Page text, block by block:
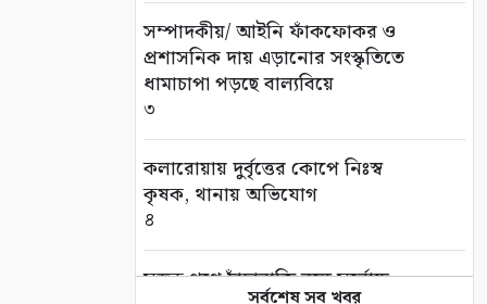
সম্পাদকীয়/ আইনি ফাঁকফোকর ও
প্রশাসনিক দায় এড়ানোর সংস্কৃতিতে
ধামাচাপা পড়ছে বাল্যবিয়ে
৩
কলারোয়ায় দুর্বৃত্তের কোপে নিঃস্ব
কৃষক, থানায় অভিযোগ
৪
সড়ক পথে চাঁদাবাজি বন্ধে সর্বোচ্চ
সর্বশেষ সব খবর